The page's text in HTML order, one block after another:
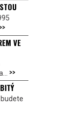
>>
VE
>>